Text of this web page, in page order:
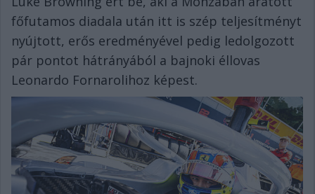
főfutamos diadala után itt is szép teljesítményt
nyújtott, erős eredményével pedig ledolgozott
pár pontot hátrányából a bajnoki éllovas
Leonardo Fornarolihoz képest.